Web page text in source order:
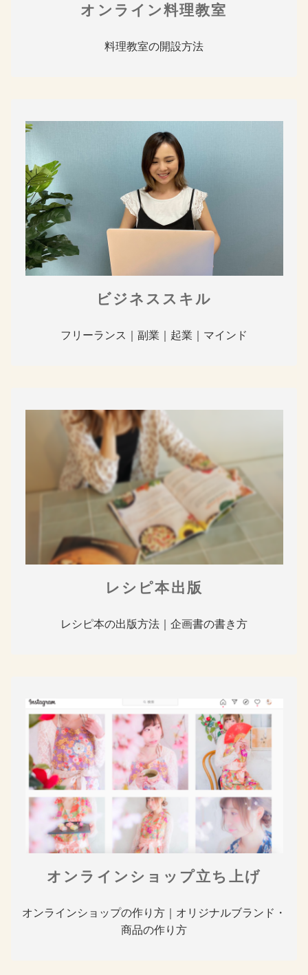
オンライン料理教室
料理教室の開設方法
ビジネススキル
フリーランス｜副業｜起業｜マインド
レシピ本出版
レシピ本の出版方法｜企画書の書き方
オンラインショップ立ち上げ
オンラインショップの作り方｜オリジナルブランド・
商品の作り方